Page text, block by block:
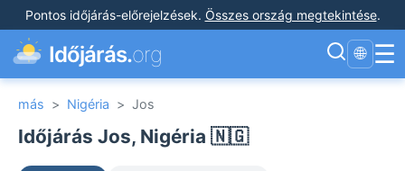
Pontos időjárás-előrejelzések. Összes ország megtekintése.
Időjárás.org 🌐 ☰
más > Nigéria > Jos
Időjárás Jos, Nigéria 🇳🇬